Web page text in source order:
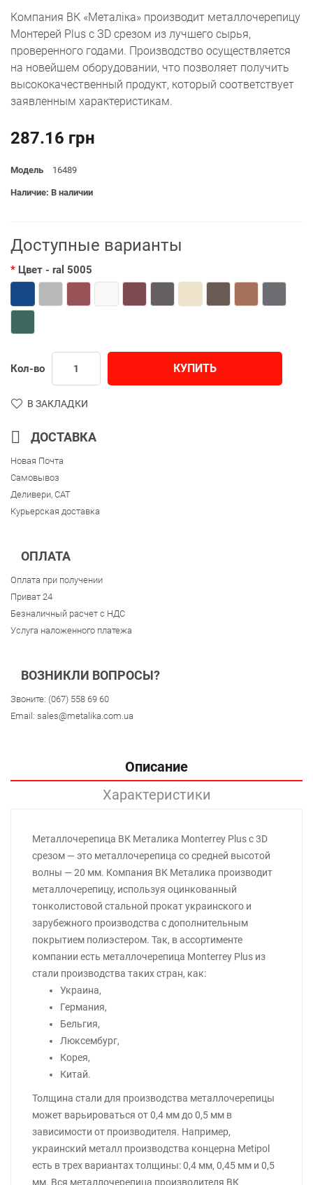
Компания ВК «Металіка» производит металлочерепицу
Монтерей Plus с ЗD срезом из лучшего сырья,
проверенного годами. Производство осуществляется
на новейшем оборудовании, что позволяет получить
высококачественный продукт, который соответствует
заявленным характеристикам.
287.16 грн
Модель 16489
Наличие: В наличии
Доступные варианты
Цвет - ral 5005
Кол-во КУПИТЬ
В ЗАКЛАДКИ
ДОСТАВКА
Новая Почта
Самовывоз
Деливери, CAT
Курьерская доставка
ОПЛАТА
Оплата при получении
Приват 24
Безналичный расчет с НДС
Услуга наложенного платежа
ВОЗНИКЛИ ВОПРОСЫ?
Звоните: (067) 558 69 60
Email: sales@metalika.com.ua
Описание
Характеристики
Металлочерепица ВК Металика Monterrey Plus с 3D
срезом — это металлочерепица со средней высотой
волны — 20 мм. Компания ВК Металика производит
металлочерепицу, используя оцинкованный
тонколистовой стальной прокат украинского и
зарубежного производства с дополнительным
покрытием полиэстером. Так, в ассортименте
компании есть металлочерепица Monterrey Plus из
стали производства таких стран, как:
Украина,
Германия,
Бельгия,
Люксембург,
Корея,
Китай.
Толщина стали для производства металлочерепицы
может варьироваться от 0,4 мм до 0,5 мм в
зависимости от производителя. Например,
украинский металл производства концерна Metipol
есть в трех вариантах толщины: 0,4 мм, 0,45 мм и 0,5
мм. Вся металлочерепица производителя ВК